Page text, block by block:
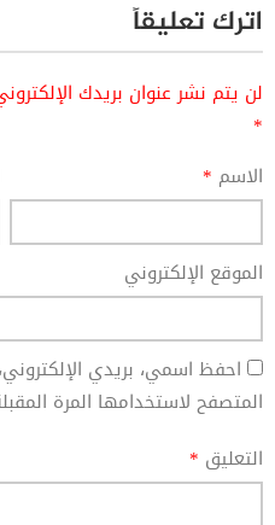
اترك تعليقاً
لن يتم نشر عنوان بريدك
*
الاسم *
الموقع الإلكتروني
احفظ اسمي، بريدي
المتصفح لاستخدامها المرة
التعليق *